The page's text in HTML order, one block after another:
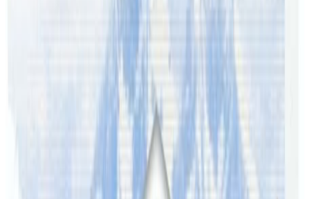
टिकटको २५ रुपैयाँ अष्ट्रेलियन डलर तोकिएको छ । कार्यक्रममा
बसोबास गर्ने नेपाली समुदायलाई आह्वन गरेको छ ।
यस वेवसाइटमा प्रकाशित समाचार, विचार र लेखबारे तपाईंको कुनै
प्रतिक्रिया, गुनासो, सुझाव र सल्लाह छन् भने कृपया हामीलाई निम्न ईमेलमा
पठाउनुहोला । तपाईंको सहयोगले हामीलाई निष्पक्ष र तटस्थ पत्रकारिता गर्न
टेवा पुग्नेछ । सम्पर्क इमेल :
info@nepaltube.com.au